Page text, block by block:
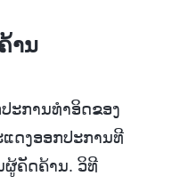
ານ
ະການທຳອິດຂອງ
ດງອອກປະການທີ
ຜູ້ຄັດຄ້ານ. ວິທີ